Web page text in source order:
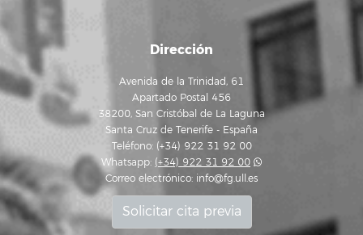
Dirección
Avenida de la Trinidad, 61
Apartado Postal 456
38200, San Cristóbal de La Laguna
Santa Cruz de Tenerife - España
Teléfono: (+34) 922 31 92 00
Whatsapp: (+34) 922 31 92 00
Correo electrónico: info@fg.ull.es
Solicitar cita previa